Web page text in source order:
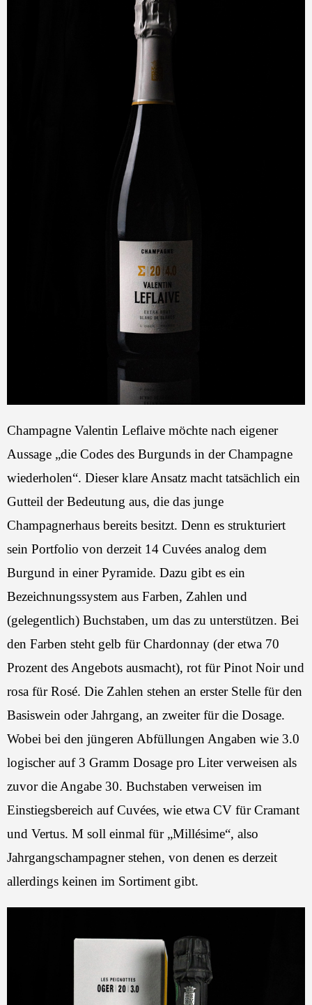
Champagne Valentin Leflaive möchte nach eigener
Aussage „die Codes des Burgunds in der Champagne
wiederholen“. Dieser klare Ansatz macht tatsächlich ein
Gutteil der Bedeutung aus, die das junge
Champagnerhaus bereits besitzt. Denn es strukturiert
sein Portfolio von derzeit 14 Cuvées analog dem
Burgund in einer Pyramide. Dazu gibt es ein
Bezeichnungssystem aus Farben, Zahlen und
(gelegentlich) Buchstaben, um das zu unterstützen. Bei
den Farben steht gelb für Chardonnay (der etwa 70
Prozent des Angebots ausmacht), rot für Pinot Noir und
rosa für Rosé. Die Zahlen stehen an erster Stelle für den
Basiswein oder Jahrgang, an zweiter für die Dosage.
Wobei bei den jüngeren Abfüllungen Angaben wie 3.0
logischer auf 3 Gramm Dosage pro Liter verweisen als
zuvor die Angabe 30. Buchstaben verweisen im
Einstiegsbereich auf Cuvées, wie etwa CV für Cramant
und Vertus. M soll einmal für „Millésime“, also
Jahrgangschampagner stehen, von denen es derzeit
allerdings keinen im Sortiment gibt.